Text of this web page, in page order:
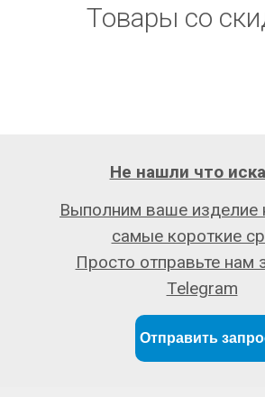
Товары со
Отправить
Выполним ваше изделие
самые короткие
Просто отправьте нам
Telegram
Не нашли что